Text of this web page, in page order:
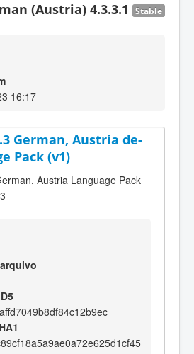
(Austria) 4.3.3.1 Stable
16:17
German, Austria de-
Pack (v1)
Austria Language Pack